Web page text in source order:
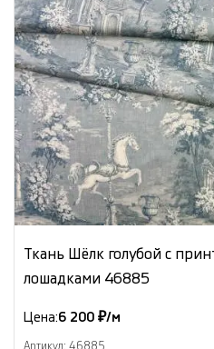
Ткань Шёлк голубой с
лошадками 46885
Цена:6 200 ₽/м
Артикул: 46885